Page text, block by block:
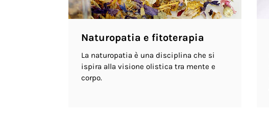
Naturopatia e fitoterapia
La naturopatia è una disciplina che si
ispira alla visione olistica tra mente e
corpo.